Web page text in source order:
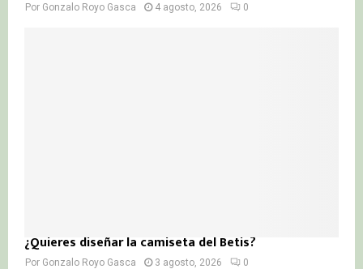
Por Gonzalo Royo Gasca 4 agosto, 2026 0
¿Quieres diseñar la camiseta del Betis?
Por Gonzalo Royo Gasca 3 agosto, 2026 0